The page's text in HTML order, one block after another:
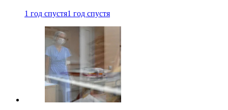
1 год спустя1 год спустя